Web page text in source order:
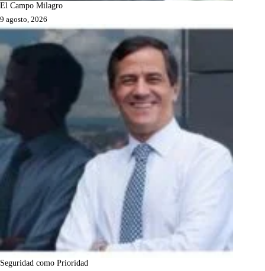
El Campo Milagro
9 agosto, 2026
Seguridad como Prioridad